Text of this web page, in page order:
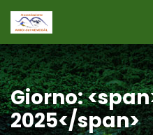
Giorno:
2025</span>